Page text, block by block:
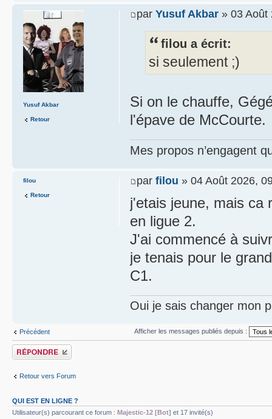
par Yusuf Akbar » 03 Août
filou a écrit:
si seulement ;)
Si on le chauffe,
l'épave de McCourte.
Mes propos n’engagent
Yusuf Akbar
Retour
par filou » 04 Août 2026,
j'etais jeune, mais ca
en ligue 2.
J'ai commencé à
je tenais pour le
C1.
Oui je sais changer mon
filou
Retour
Précédent Afficher les messages publiés depuis :
Publier une réponse
Retour vers Forum
QUI EST EN LIGNE ?
Utilisateur(s) parcourant ce forum : Majestic-12 [Bot] et 17 invité(s)